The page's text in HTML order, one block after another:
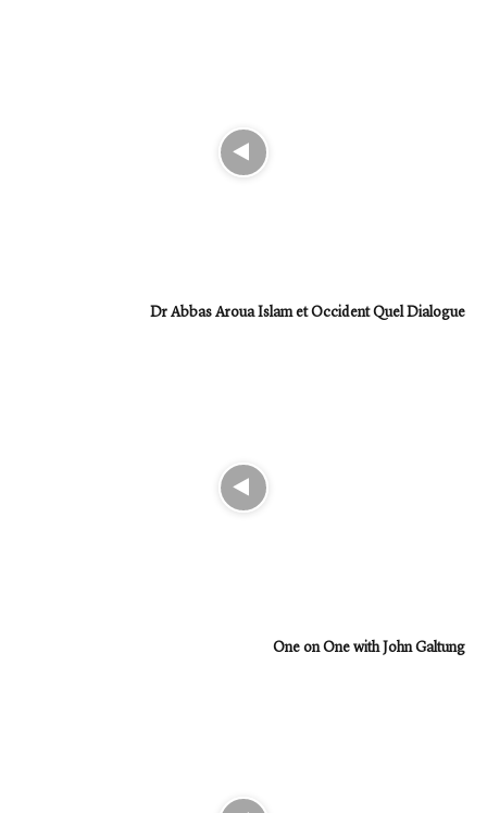
Dr Abbas Aroua Islam et Occident Quel Dialogue
One on One with John Galtung